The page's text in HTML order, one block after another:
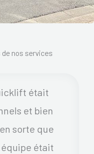
nos services
était
et bien
sorte que
était